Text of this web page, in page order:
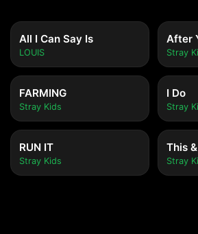
All I Can Say Is
LOUIS
After
Stray
FARMING
Stray Kids
I Do
Stray
RUN IT
Stray Kids
This
Stray